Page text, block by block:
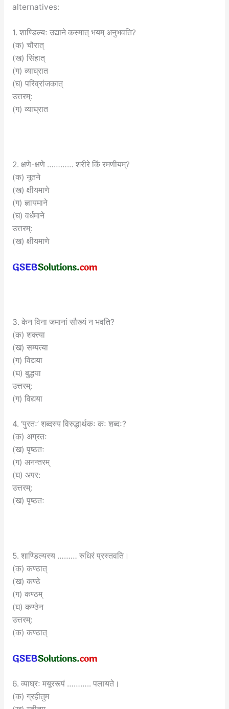
alternatives:
1. शाण्डिल्यः उद्याने कस्मात् भयम् अनुभवति?
(क) चौरात्
(ख) सिंहात्
(ग) व्याघ्रात
(घ) परिव्रांजकात्
उत्तरम्:
(ग) व्याघ्रात
2. क्षणे-क्षणे ………… शरीरे किं रमणीयम्?
(क) नूतने
(ख) क्षीयमाणे
(ग) ज्ञायमाने
(घ) वर्धमाने
उत्तरम्:
(ख) क्षीयमाणे
3. केन विना जमानां सौख्यं न भवति?
(क) शक्त्या
(ख) सम्पत्या
(ग) विद्यया
(घ) बुद्धया
उत्तरम्:
(ग) विद्यया
4. ‘पुरतः’ शब्दस्य विरुद्धार्थकः कः शब्दः?
(क) अग्रतः
(ख) पृष्ठतः
(ग) अनन्तरम्
(घ) अपर:
उत्तरम्:
(ख) पृष्ठतः
5. शाण्डिल्यस्य ……… रुधिरं प्रस्तवति।
(क) कण्ठात्
(ख) कण्ठे
(ग) कण्ठम्
(घ) कण्ठेन
उत्तरम्:
(क) कण्ठात्
6. व्याघ्रः मयूररूपं ……….. पलायते।
(क) ग्रहीतुम